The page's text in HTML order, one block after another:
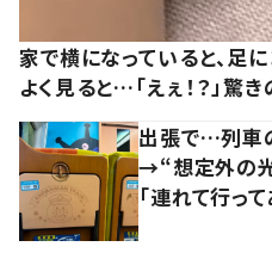
家で横になっていると、足
よく見ると…「えぇ！？」驚
出張で…列車
→“想定外の光
「連れて行っ